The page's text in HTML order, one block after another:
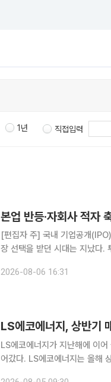
1년 직접입력
[편집자 주] 국내 기업공개
장 선택을 받던 시대는 지났다.
섰다. 본지는 상장을 앞둔 기업
2026-08-06 16:31
LS에코에너지, 상반
LS에코에너지가 지난해에 이
어갔다. LS에코에너지는 올해 상반기 매출 6358억원, 영업이익 454억원을 기록했다고 5일 밝혔